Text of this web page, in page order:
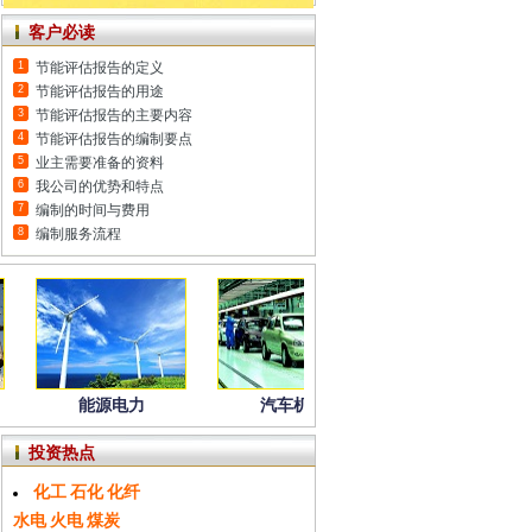
客户必读
1 节能评估报告的定义
2 节能评估报告的用途
3 节能评估报告的主要内容
4 节能评估报告的编制要点
5 业主需要准备的资料
6 我公司的优势和特点
7 编制的时间与费用
8 编制服务流程
汽车机械
报告(投资额300亿元)-2013年8月通过国家发改委评审
投资热点
化工 石化 化纤
水电 火电 煤炭